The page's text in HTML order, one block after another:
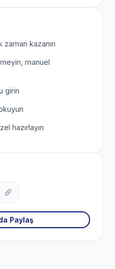
kazanın
manuel
girin
hazırlayın
Paylaş